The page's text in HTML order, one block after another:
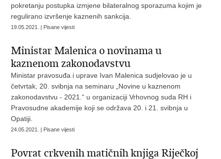
pokretanju postupka izmjene bilateralnog sporazuma kojim je
regulirano izvršenje kaznenih sankcija.
19.05.2021. | Pisane vijesti
Ministar Malenica o novinama u
kaznenom zakonodavstvu
Ministar pravosuđa i uprave Ivan Malenica sudjelovao je u
četvrtak, 20. svibnja na seminaru „Novine u kaznenom
zakonodavstvu - 2021.“ u organizaciji Vrhovnog suda RH i
Pravosudne akademije koji se održava 20. i 21. svibnja u
Opatiji.
24.05.2021. | Pisane vijesti
Povrat crkvenih matičnih knjiga Riječkoj